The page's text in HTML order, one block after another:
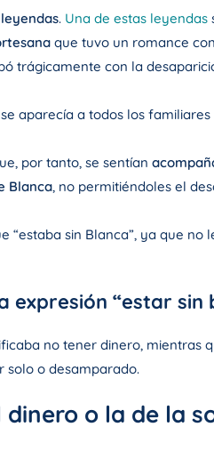
. Una de estas leyendas
que tuvo un romance
trágicamente con la
aparecía a todos los
por tanto, se sentían
Blanca, no permitiéndoles el
sin Blanca”, ya que
expresión “estar sin
no tener dinero, mientras
solo o desamparado.
o la de la